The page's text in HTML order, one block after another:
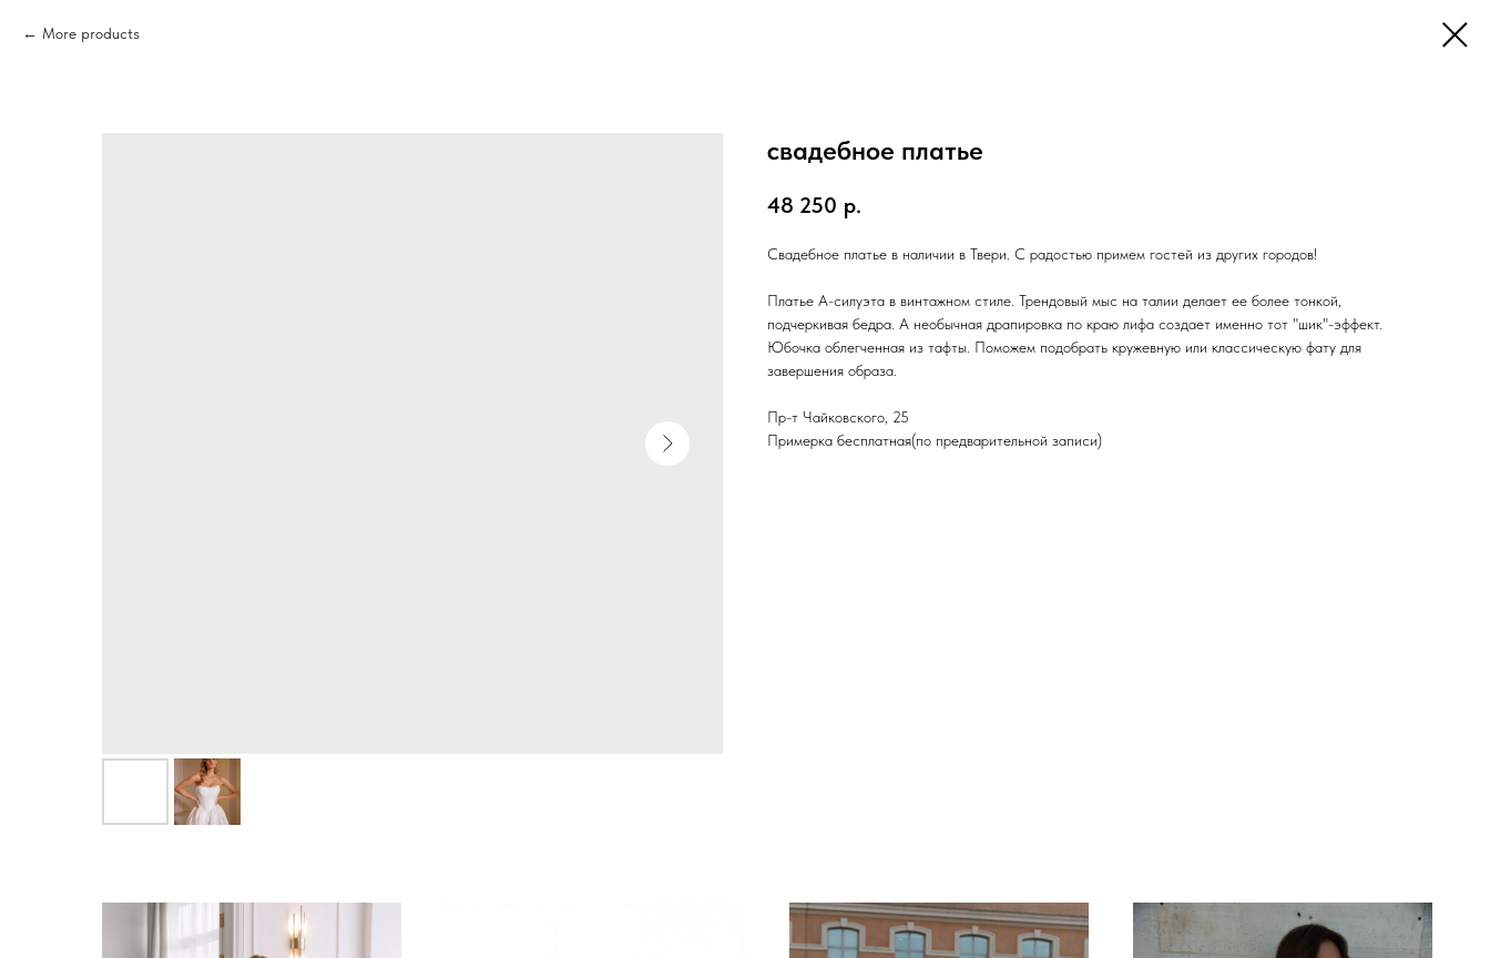
More products
свадебное платье
48 250 р.
Свадебное платье в наличии в Твери. С радостью примем гостей из других городов!
Платье А-силуэта в винтажном стиле. Трендовый мыс на талии делает ее более тонкой,
подчеркивая бедра. А необычная драпировка по краю лифа создает именно тот "шик"-эффект.
Юбочка облегченная из тафты. Поможем подобрать кружевную или классическую фату для
завершения образа.
Пр-т Чайковского, 25
Примерка бесплатная(по предварительной записи)